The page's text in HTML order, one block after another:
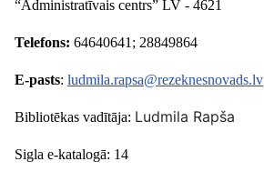
“Administratīvais centrs” LV - 4621
Telefons: 64640641; 28849864
E-pasts: ludmila.rapsa@rezeknesnovads.lv
Bibliotēkas vadītāja: Ludmila Rapša
Sigla e-katalogā: 14